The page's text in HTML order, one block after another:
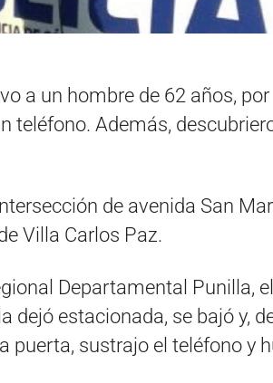
a un hombre de 62 años, por
teléfono. Además,
de avenida San
Villa Carlos Paz.
Departamental Punilla, el
dejó estacionada, se bajó y,
puerta, sustrajo el teléfono y